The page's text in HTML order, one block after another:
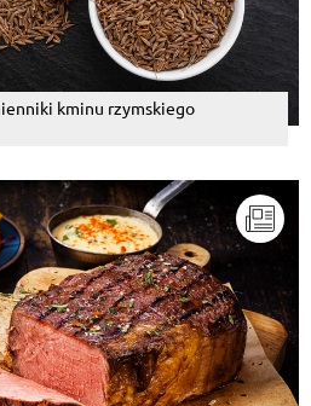
kminu rzymskiego